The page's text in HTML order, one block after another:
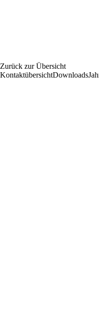
Zurück zur Übersicht
KontaktübersichtDownloads